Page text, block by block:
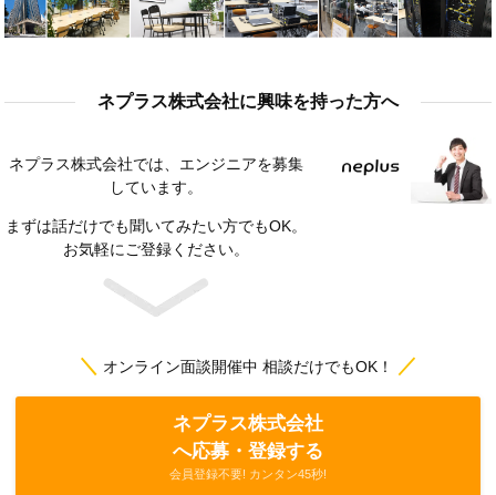
ネプラス株式会社に興味を持った方へ
ネプラス株式会社では、エンジニアを募集
しています。
まずは話だけでも聞いてみたい方でもOK。
お気軽にご登録ください。
＼ オンライン面談開催中 相談だけでもOK！ ／
ネプラス株式会社
へ応募・登録する
会員登録不要! カンタン45秒!